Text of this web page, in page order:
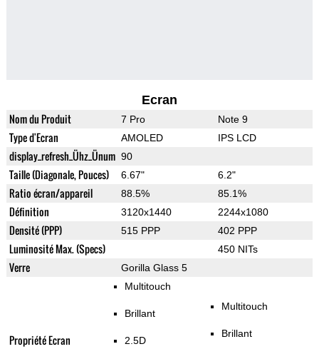
Ecran
Nom du Produit 7 Pro Note 9
Type d'Ecran AMOLED IPS LCD
display_refresh_Ühz_Ünum 90
Taille (Diagonale, Pouces) 6.67" 6.2"
Ratio écran/appareil 88.5% 85.1%
Définition 3120x1440 2244x1080
Densité (PPP) 515 PPP 402 PPP
Luminosité Max. (Specs) 450 NITs
Verre Gorilla Glass 5
Propriété Ecran
Multitouch
Brillant
2.5D
Multitouch
Brillant